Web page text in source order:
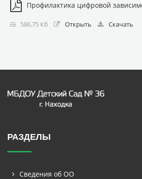
Профилактика цифровой
586,75 Кб Открыть Скачать
РАЗДЕЛЫ
Сведения об ОО